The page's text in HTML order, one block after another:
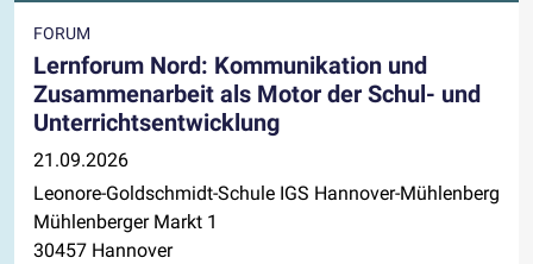
FORUM
Lernforum Nord: Kommunikation und
Zusammenarbeit als Motor der Schul- und
Unterrichtsentwicklung
21.09.2026
Leonore-Goldschmidt-Schule IGS Hannover-Mühlenberg
Mühlenberger Markt 1
30457 Hannover